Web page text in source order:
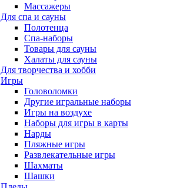
Массажеры
Для спа и сауны
Полотенца
Спа-наборы
Товары для сауны
Халаты для сауны
Для творчества и хобби
Игры
Головоломки
Другие игральные наборы
Игры на воздухе
Наборы для игры в карты
Нарды
Пляжные игры
Развлекательные игры
Шахматы
Шашки